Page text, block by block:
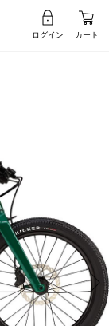
ログイン カート